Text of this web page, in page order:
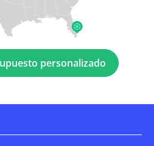
personalizado